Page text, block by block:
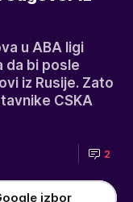
u ABA ligi
da bi posle
iz Rusije. Zato
CSKA
2
izbor